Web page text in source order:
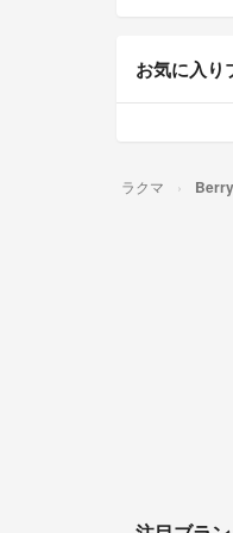
お気に入り
ラクマ